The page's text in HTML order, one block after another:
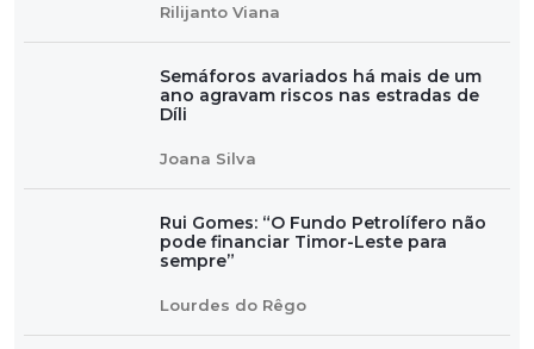
Rilijanto Viana
Semáforos avariados há mais de um
ano agravam riscos nas estradas de
Díli
Joana Silva
Rui Gomes: “O Fundo Petrolífero não
pode financiar Timor-Leste para
sempre”
Lourdes do Rêgo